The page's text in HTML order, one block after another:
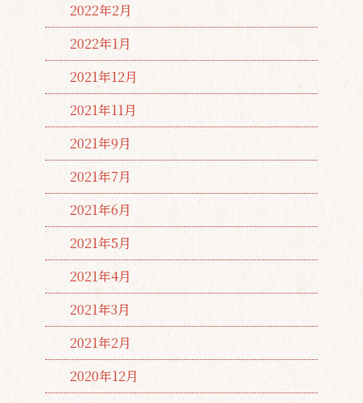
2022年2月
2022年1月
2021年12月
2021年11月
2021年9月
2021年7月
2021年6月
2021年5月
2021年4月
2021年3月
2021年2月
2020年12月